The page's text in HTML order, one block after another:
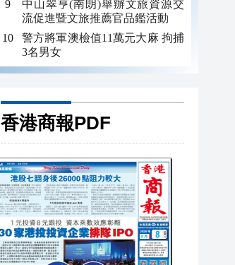
中山翠亨(南朗)舉辦文旅資源交
流促進暨文旅推薦官品鑑活動
警方將軍澳檢值11萬元大麻 拘捕
3名男女
香港商報PDF